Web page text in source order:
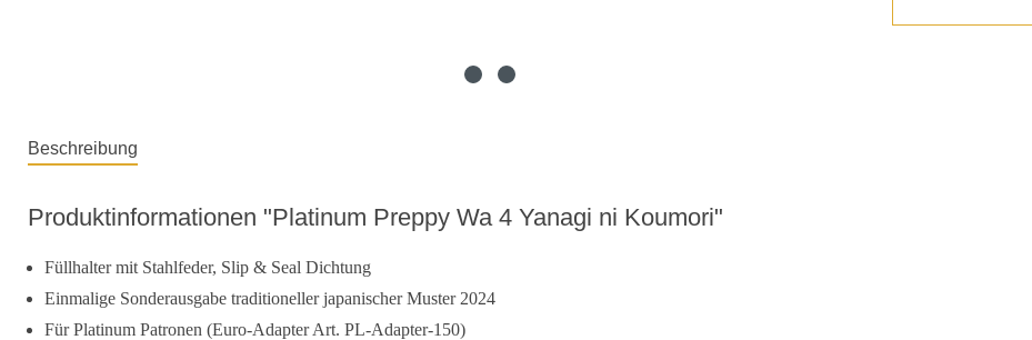
Beschreibung
Produktinformationen "Platinum Preppy Wa 4 Yanagi ni Koumori"
Füllhalter mit Stahlfeder, Slip & Seal Dichtung
Einmalige Sonderausgabe traditioneller japanischer Muster 2024
Für Platinum Patronen (Euro-Adapter Art. PL-Adapter-150)